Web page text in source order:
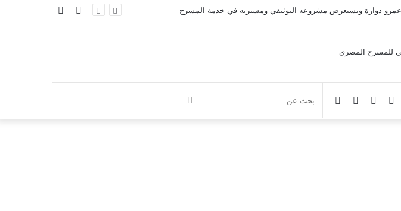
دوارة ويستعرض مشروعه التوثيقي ومسيرته في خدمة المسرح
إضافة
الوضع‏Googleانستقرام يوتيوب